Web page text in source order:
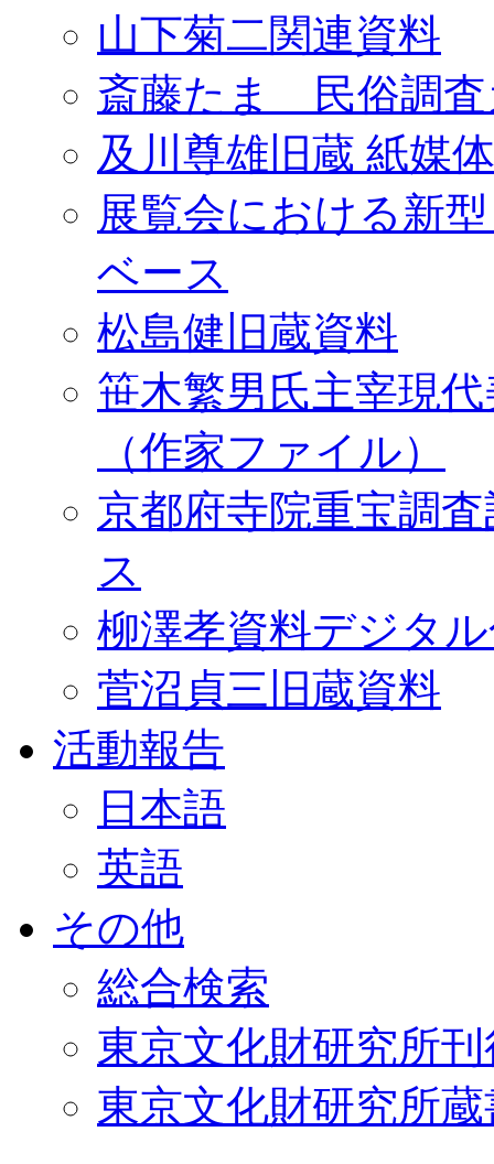
山下菊二関連資料
斎藤たま 民俗調査
及川尊雄旧蔵 紙媒
展覧会における新
ベース
松島健旧蔵資料
笹木繁男氏主宰現
（作家ファイル）
京都府寺院重宝調
ス
柳澤孝資料デジタ
菅沼貞三旧蔵資料
活動報告
日本語
英語
その他
総合検索
東京文化財研究所
東京文化財研究所